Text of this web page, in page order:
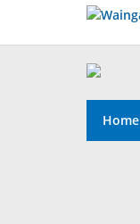
konten
Home